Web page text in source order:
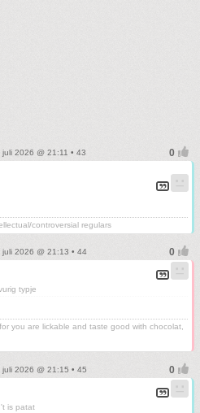
2026 @ 21:11 • 43
controversial regulars
juli 2026 @ 21:13 • 44
typje
you are lickable and taste good with chocolat,
juli 2026 @ 21:15 • 45
't is patat